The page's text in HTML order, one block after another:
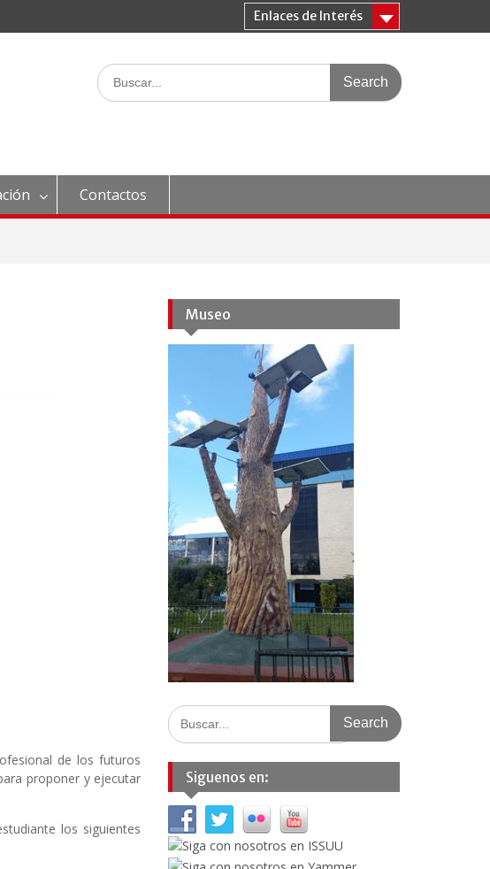
Enlaces de Interés
Search
for:
Contactos
de los futuros
proponer y ejecutar
los siguientes
Museo
Search
for:
Siguenos en: